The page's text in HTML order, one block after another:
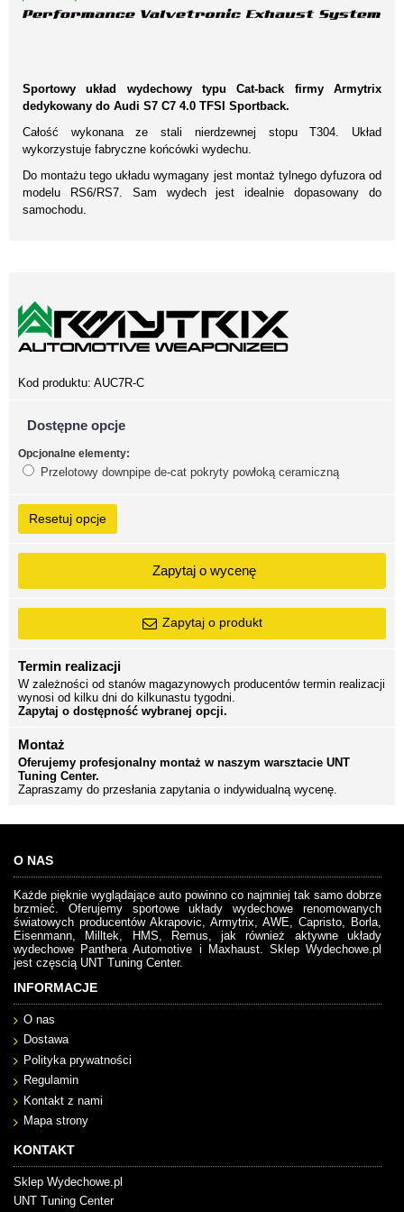
Sportowy układ wydechowy typu Cat-back firmy Armytrix
dedykowany do Audi S7 C7 4.0 TFSI Sportback.
Całość wykonana ze stali nierdzewnej stopu T304. Układ
wykorzystuje fabryczne końcówki wydechu.
Do montażu tego układu wymagany jest montaż tylnego dyfuzora od
modelu RS6/RS7. Sam wydech jest idealnie dopasowany do
samochodu.
Kod produktu: AUC7R-C
Dostępne opcje
Opcjonalne elementy:
Przelotowy downpipe de-cat pokryty powłoką ceramiczną
Resetuj opcje
Zapytaj o wycenę
Zapytaj o produkt
Termin realizacji
W zależności od stanów magazynowych producentów termin realizacji
wynosi od kilku dni do kilkunastu tygodni.
Zapytaj o dostępność wybranej opcji.
Montaż
Oferujemy profesjonalny montaż w naszym warsztacie UNT
Tuning Center.
Zapraszamy do przesłania zapytania o indywidualną wycenę.
O NAS
Każde pięknie wyglądające auto powinno co najmniej tak samo dobrze
brzmieć. Oferujemy sportowe układy wydechowe renomowanych
światowych producentów Akrapovic, Armytrix, AWE, Capristo, Borla,
Eisenmann, Milltek, HMS, Remus, jak również aktywne układy
wydechowe Panthera Automotive i Maxhaust. Sklep Wydechowe.pl
jest częscią UNT Tuning Center.
INFORMACJE
O nas
Dostawa
Polityka prywatności
Regulamin
Kontakt z nami
Mapa strony
KONTAKT
Sklep Wydechowe.pl
UNT Tuning Center